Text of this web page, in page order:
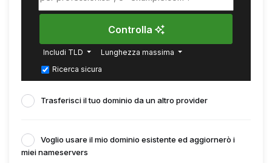
Controlla
Includi TLD
Lunghezza massima
Ricerca sicura
Trasferisci il tuo dominio da un altro provider
Voglio usare il mio dominio esistente ed aggiornerò i
miei nameservers